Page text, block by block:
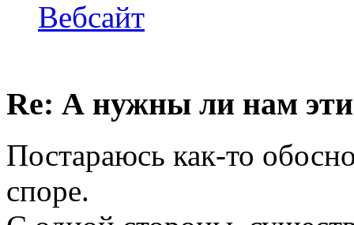
Вебсайт
Re: А нужны ли нам
Постараюсь как-то
споре.